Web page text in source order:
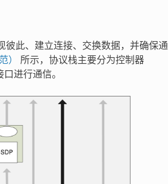
彼此、建立连接、交换数据，并确保通
）
所示，协议栈主要分为控制器
进行通信。